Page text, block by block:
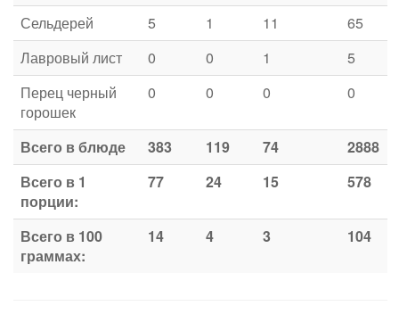
Сельдерей
5 1 11
65
Лавровый лист
0 0 1
5
Перец черный
горошек
0 0 0 0
Всего в блюде 383 119 74
2888
Всего в 1
порции:
77 24 15 578
Всего в 100
граммах:
14 4 3 104